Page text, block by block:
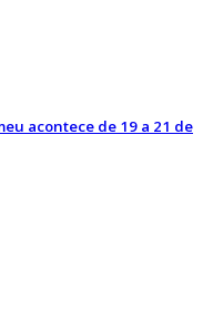
acontece de 19 a 21 de